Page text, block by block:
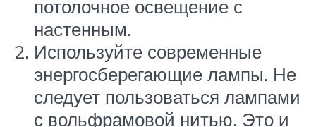
потолочное освещение с
настенным.
Используйте современные
энергосберегающие лампы. Не
следует пользоваться лампами
с вольфрамовой нитью. Это и